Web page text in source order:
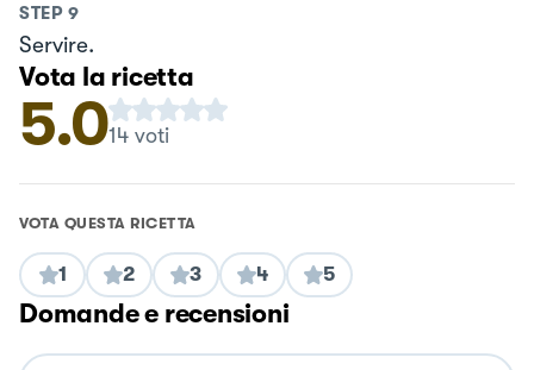
STEP 9
Servire.
Vota la ricetta
5.014voti
VOTA QUESTA RICETTA
1 2 3 4 5
Domande e recensioni